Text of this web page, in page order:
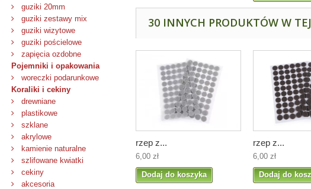
guziki 20mm
guziki zestawy mix
guziki wizytowe
guziki pościelowe
zapięcia ozdobne
Pojemniki i opakowania
woreczki podarunkowe
Koraliki i cekiny
drewniane
plastikowe
szklane
akrylowe
kamienie naturalne
szlifowane kwiatki
cekiny
akcesoria
30 INNYCH PRODUKTÓW W
rzep z...
6,00 zł
Dodaj do koszyka
rzep z...
6,00 zł
Dodaj do